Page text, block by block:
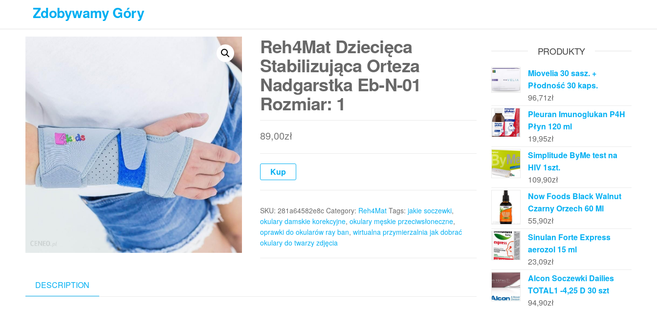
treści
Zdobywamy Góry
Reh4Mat Dziecięca
Stabilizująca Orteza
Nadgarstka Eb-N-01
Rozmiar: 1
89,00zł
Kup
SKU: 281a64582e8c Category: Reh4Mat Tags: jakie soczewki,
okulary damskie korekcyjne, okulary męskie przeciwsłoneczne,
oprawki do okularów ray ban, wirtualna przymierzalnia jak dobrać
okulary do twarzy zdjęcia
DESCRIPTION
PRODUKTY
Miovelia 30 sasz. +
Płodność 30 kaps.
96,71zł
Pleuran Imunoglukan P4H
Płyn 120 ml
19,95zł
Simplitude ByMe test na
HIV 1szt.
109,90zł
Now Foods Black Walnut
Czarny Orzech 60 Ml
55,90zł
Sinulan Forte Express
aerozol 15 ml
23,09zł
Alcon Soczewki Dailies
TOTAL1 -4,25 D 30 szt
94,90zł